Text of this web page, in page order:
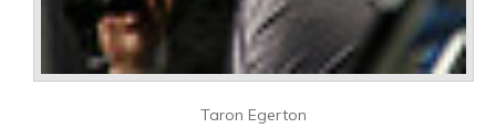
Taron Egerton